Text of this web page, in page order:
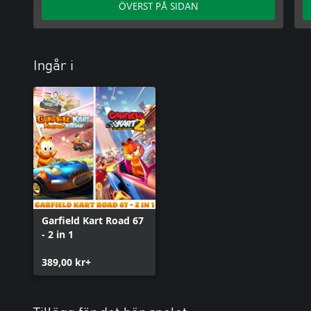
ÖVERST PÅ SIDAN
Ingår i
Garfield Kart Road 67
- 2 in 1
389,00 kr+